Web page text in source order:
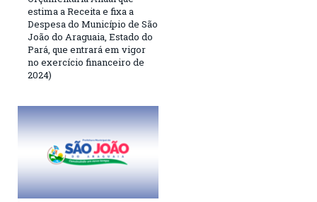
estima a Receita e fixa a
Despesa do Município de São
João do Araguaia, Estado do
Pará, que entrará em vigor
no exercício financeiro de
2024)